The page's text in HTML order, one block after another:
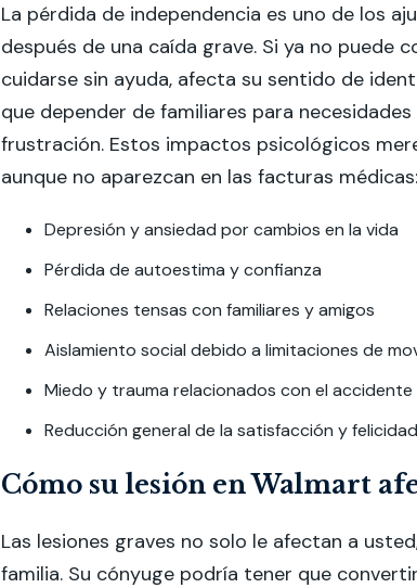
La pérdida de independencia es uno de los
después de una caída grave. Si ya no puede
cuidarse sin ayuda, afecta su sentido de
que depender de familiares para
frustración. Estos impactos psicológicos
aunque no aparezcan en las facturas médicas:
Depresión y ansiedad por cambios en la vida
Pérdida de autoestima y confianza
Relaciones tensas con familiares y amigos
Aislamiento social debido a limitaciones de
Miedo y trauma relacionados con el accidente
Reducción general de la satisfacción y
Cómo su lesión en Walmart
Las lesiones graves no solo le afectan a
familia. Su cónyuge podría tener que